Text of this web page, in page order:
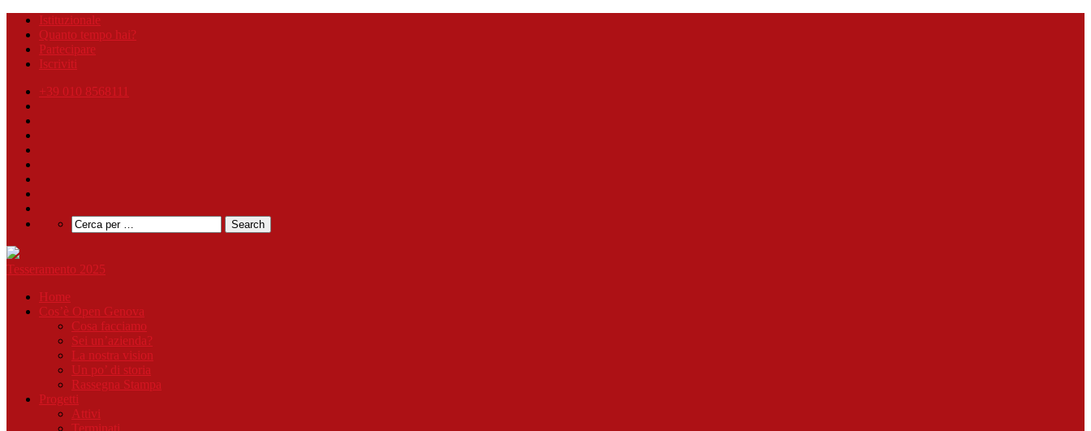
Istituzionale
Quanto tempo hai?
Partecipare
Iscriviti
+39 010 8568111
Tesseramento 2025
Home
Cos’è Open Genova
Cosa facciamo
Sei un’azienda?
La nostra vision
Un po’ di storia
Rassegna Stampa
Progetti
Attivi
Terminati